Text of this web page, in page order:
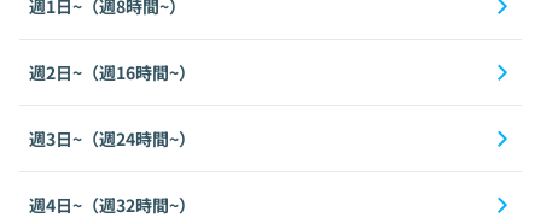
週1日~（週8時間~）
週2日~（週16時間~）
週3日~（週24時間~）
週4日~（週32時間~）